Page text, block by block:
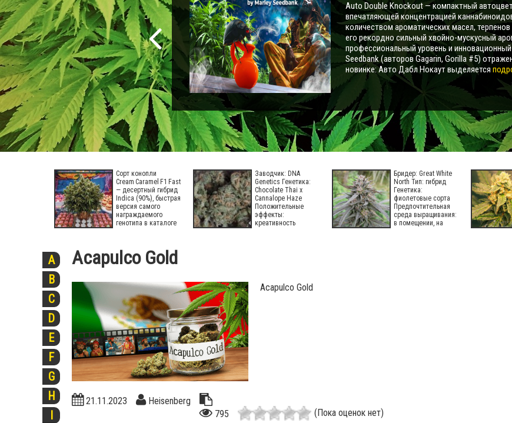
Auto Double Knockout — компактный
впечатляющей концентрацией
количеством ароматических масел,
его рекордно сильный хвойно-мускусный
профессиональный уровень и
Seedbank (авторов Gagarin, Gorilla #5)
новинке: Авто Дабл Нокаут выделяется
Сорт конопли
Cream Caramel F1 Fast Version
— десертный гибрид
Indica (90%), быстрая
версия самого
награждаемого
генотипа в каталоге
Заводчик: DNA
Genetics Генетика:
Chocolate Thai x
Cannalope Haze
Положительные
эффекты:
креативность
Бридер: Great White
North Тип: гибрид
Генетика:
фиолетовые сорта
Предпочтительная
среда выращивания:
в помещении, на
A
B
C
D
E
F
G
H
I
Acapulco Gold
Acapulco Gold
21.11.2023
Heisenberg
795
(Пока оценок нет)